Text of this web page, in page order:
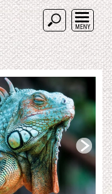
MENY